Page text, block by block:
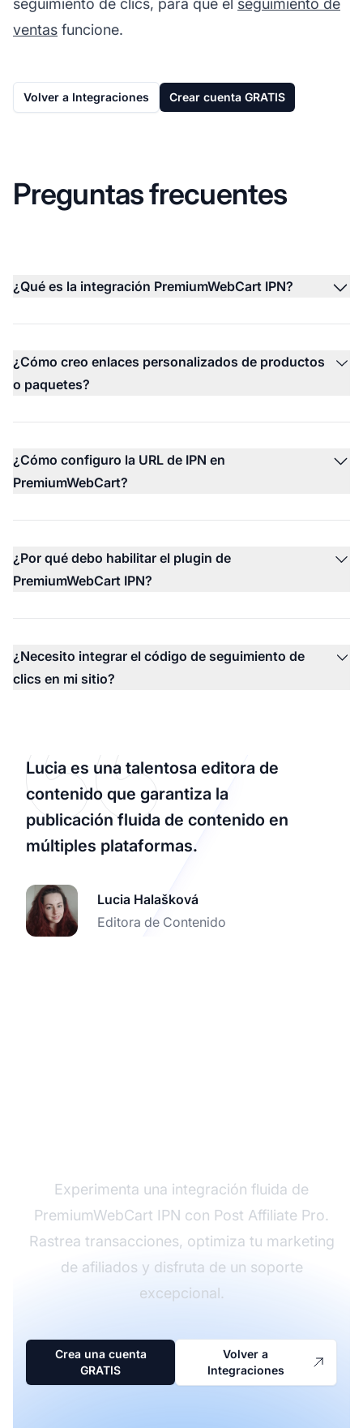
seguimiento de clics, para que el seguimiento de
ventas funcione.
Volver a Integraciones Crear cuenta GRATIS
Preguntas frecuentes
¿Qué es la integración PremiumWebCart IPN?
¿Cómo creo enlaces personalizados de productos
o paquetes?
¿Cómo configuro la URL de IPN en
PremiumWebCart?
¿Por qué debo habilitar el plugin de
PremiumWebCart IPN?
¿Necesito integrar el código de seguimiento de
clics en mi sitio?
Lucia es una talentosa editora de
contenido que garantiza la
publicación fluida de contenido en
múltiples plataformas.
Lucia Halašková
Editora de Contenido
Experimenta una integración fluida de
PremiumWebCart IPN con Post Affiliate Pro.
Rastrea transacciones, optimiza tu marketing
de afiliados y disfruta de un soporte
excepcional.
Crea una cuenta
GRATIS
Volver a
Integraciones